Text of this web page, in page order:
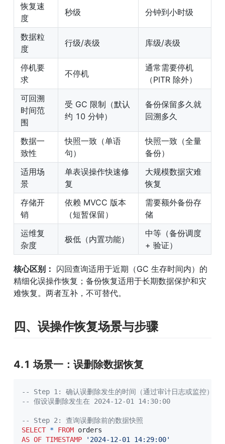
恢复速
度
秒级 分钟到小时级
数据粒
度
行级/表级 库级/表级
停机要
求
不停机
通常需要停机
（PITR 除外）
可回溯
时间范
围
受 GC 限制（默认
约 10 分钟）
备份保留多久就
回溯多久
数据一
致性
快照一致（单语
句）
快照一致（全量
备份）
适用场
景
单表误操作快速修
复
大规模数据灾难
恢复
存储开
销
依赖 MVCC 版本
（短暂保留）
需要额外备份存
储
运维复
杂度
极低（内置功能）
中等（备份调度
+ 验证）
核心区别： 闪回查询适用于近期（GC 生存时间内）的
精细化误操作恢复；备份恢复适用于长期数据保护和灾
难恢复。两者互补，不可替代。
四、误操作恢复场景与步骤
4.1 场景一：误删除数据恢复
-- Step 1: 确认误删除发生的时间（通过审计日志或监控）
-- 假设误删除发生在 2024-12-01 14:30:00
-- Step 2: 查询误删除前的数据快照
SELECT * FROM
AS OF TIMESTAMP
'2024-12-01 14:29:00'